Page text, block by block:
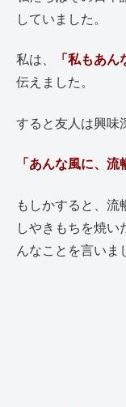
していました。
私は、 「私もあ
伝えました。
すると友人は興味
「あんな風に、
もしかすると、
しやきもちを焼
んなことを言いま